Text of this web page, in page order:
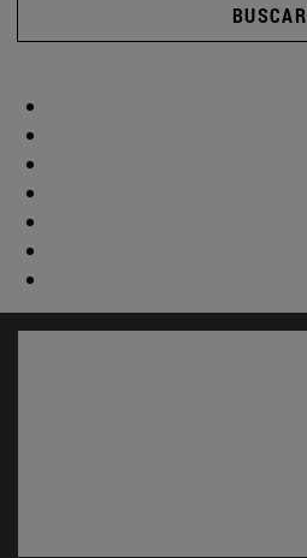
BUSCAR